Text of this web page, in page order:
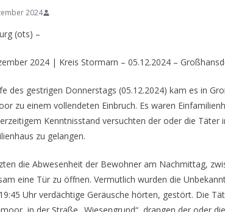
2024
(ots) –
2024 | Kreis Stormarn – 05.12.2024 –
des gestrigen Donnerstags (05.12.2024) kam es in
zu einem vollendeten Einbruch. Es waren
Kenntnisstand versuchten der oder die
zu gelangen.
die Abwesenheit der Bewohner am Nachmittag,
eine Tür zu öffnen. Vermutlich wurden die
Uhr verdächtige Geräusche hörten, gestört. Die